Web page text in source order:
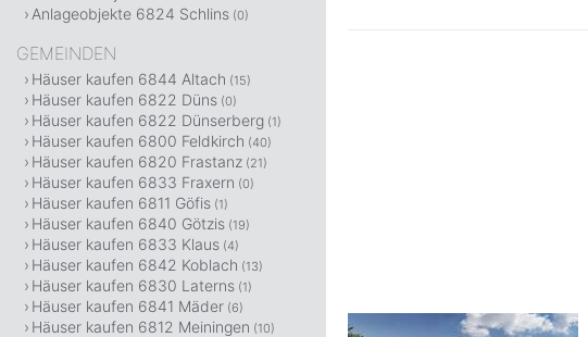
Anlageobjekte 6824 Schlins (0)
GEMEINDEN
Häuser kaufen 6844 Altach (15)
Häuser kaufen 6822 Düns (0)
Häuser kaufen 6822 Dünserberg (1)
Häuser kaufen 6800 Feldkirch (40)
Häuser kaufen 6820 Frastanz (21)
Häuser kaufen 6833 Fraxern (0)
Häuser kaufen 6811 Göfis (1)
Häuser kaufen 6840 Götzis (19)
Häuser kaufen 6833 Klaus (4)
Häuser kaufen 6842 Koblach (13)
Häuser kaufen 6830 Laterns (1)
Häuser kaufen 6841 Mäder (6)
Häuser kaufen 6812 Meiningen (10)